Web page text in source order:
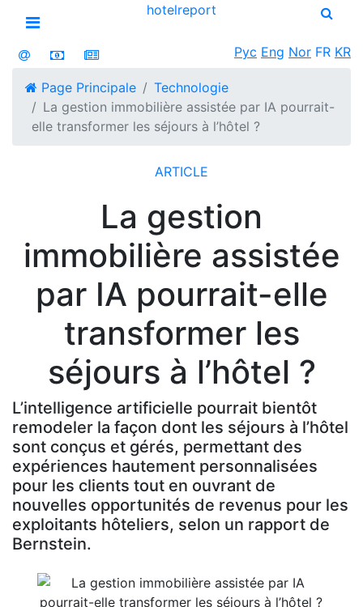
Open menu
hotelreport
Рус Eng Nor FR KR
Page Principale
Technologie
La gestion immobilière assistée par IA pourrait-
elle transformer les séjours à l’hôtel ?
ARTICLE
La gestion
immobilière assistée
par IA pourrait-elle
transformer les
séjours à l’hôtel ?
L’intelligence artificielle pourrait bientôt
remodeler la façon dont les séjours à l’hôtel
sont conçus et gérés, permettant des
expériences hautement personnalisées
pour les clients tout en ouvrant de
nouvelles opportunités de revenus pour les
exploitants hôteliers, selon un rapport de
Bernstein.